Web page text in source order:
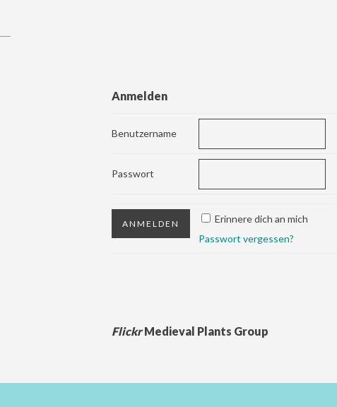
Anmelden
Benutzername
Passwort
Erinnere dich an mich
Passwort vergessen?
FlickrMedieval Plants Group